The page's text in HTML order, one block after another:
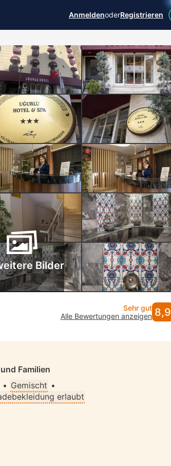
AnmeldenoderRegistrieren
Bilder
Sehr gut
Alle Bewertungen anzeigen 8,9
Familien
• Gemischt •
erlaubt